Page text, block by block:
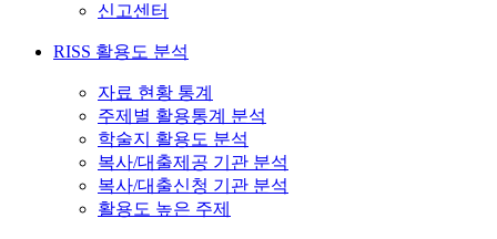
신고센터
RISS 활용도 분석
자료 현황 통계
주제별 활용통계 분석
학술지 활용도 분석
복사/대출제공 기관 분석
복사/대출신청 기관 분석
활용도 높은 주제